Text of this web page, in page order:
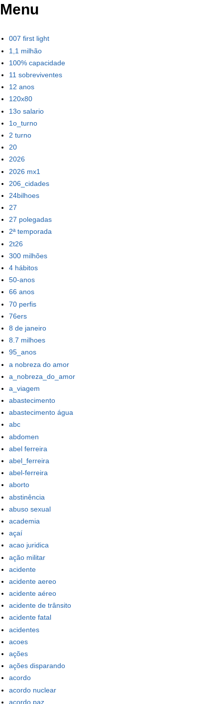
Menu
007 first light
1,1 milhão
100% capacidade
11 sobreviventes
12 anos
120x80
13o salario
1o_turno
2 turno
20
2026
2026 mx1
206_cidades
24bilhoes
27
27 polegadas
2ª temporada
2t26
300 milhões
4 hábitos
50-anos
66 anos
70 perfis
76ers
8 de janeiro
8.7 milhoes
95_anos
a nobreza do amor
a_nobreza_do_amor
a_viagem
abastecimento
abastecimento água
abc
abdomen
abel ferreira
abel_ferreira
abel-ferreira
aborto
abstinência
abuso sexual
academia
açaí
acao juridica
ação militar
acidente
acidente aereo
acidente aéreo
acidente de trânsito
acidente fatal
acidentes
acoes
ações
ações disparando
acordo
acordo nuclear
acordo paz